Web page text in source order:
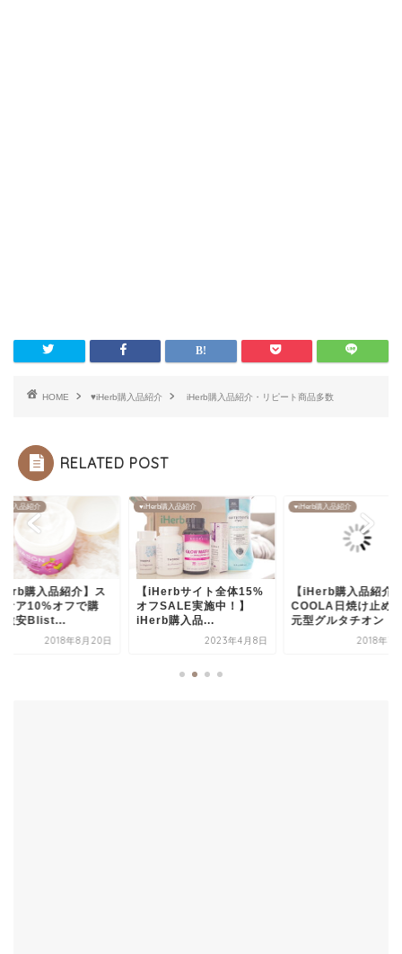
HOME ♥iHerb購入品紹介 iHerb購入品紹介・リピート商品多数
RELATED POST
購入品紹介
購入品紹介】ス
ケア10%オフで購
激安Blist...
2018年8月20日
♥iHerb購入品紹介
【iHerbサイト全体15%
オフSALE実施中！】
iHerb購入品...
2023年4月8日
♥iHerb購入品紹介
【iHerb購入品紹介
COOLA日焼け止め
元型グルタチオン・
2018年7